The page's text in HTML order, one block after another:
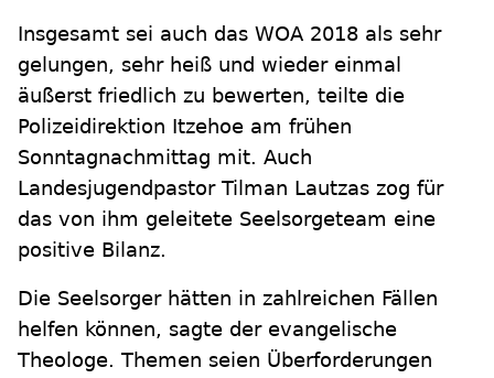
Insgesamt sei auch das WOA 2018 als sehr
gelungen, sehr heiß und wieder einmal
äußerst friedlich zu bewerten, teilte die
Polizeidirektion Itzehoe am frühen
Sonntagnachmittag mit. Auch
Landesjugendpastor Tilman Lautzas zog für
das von ihm geleitete Seelsorgeteam eine
positive Bilanz.
Die Seelsorger hätten in zahlreichen Fällen
helfen können, sagte der evangelische
Theologe. Themen seien Überforderungen